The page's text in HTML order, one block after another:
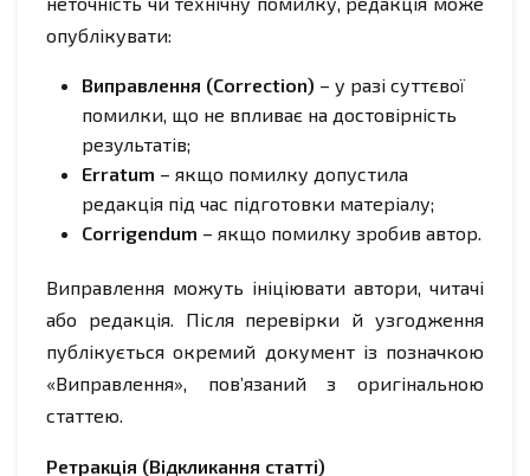
опублікувати:
Виправлення (Correction) – у разі суттєвої
помилки, що не впливає на достовірність
результатів;
Erratum – якщо помилку допустила
редакція під час підготовки матеріалу;
Corrigendum – якщо помилку зробив автор.
Виправлення можуть ініціювати автори, читачі
або редакція. Після перевірки й узгодження
публікується окремий документ із позначкою
«Виправлення», пов’язаний з оригінальною
статтею.
Ретракція (Відкликання статті)